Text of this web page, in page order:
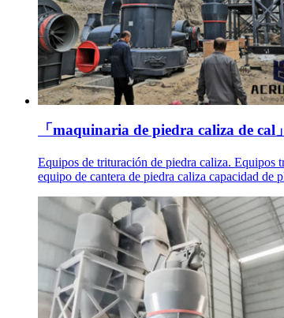
「maquinaria de piedra caliza de cal」
Equipos de trituración de piedra caliza. Equipos
equipo de cantera de piedra caliza capacidad de